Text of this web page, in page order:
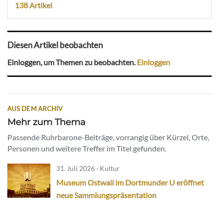
138 Artikel
Diesen Artikel beobachten
Einloggen, um Themen zu beobachten.Einloggen
AUS DEM ARCHIV
Mehr zum Thema
Passende Ruhrbarone-Beiträge, vorrangig über Kürzel, Orte,
Personen und weitere Treffer im Titel gefunden.
31. Juli 2026 · Kultur
Museum Ostwall im Dortmunder U eröffnet
neue Sammlungspräsentation